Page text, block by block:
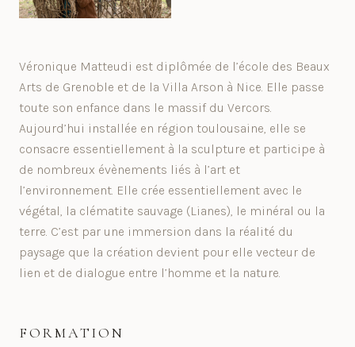
Véronique Matteudi est diplômée de l’école des Beaux
Arts de Grenoble et de la Villa Arson à Nice. Elle passe
toute son enfance dans le massif du Vercors.
Aujourd’hui installée en région toulousaine, elle se
consacre essentiellement à la sculpture et participe à
de nombreux évènements liés à l’art et
l’environnement. Elle crée essentiellement avec le
végétal, la clématite sauvage (Lianes), le minéral ou la
terre. C’est par une immersion dans la réalité du
paysage que la création devient pour elle vecteur de
lien et de dialogue entre l’homme et la nature.
FORMATION